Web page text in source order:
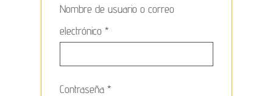
Nombre de usuario o correo
electrónico *Obligatorio
Contraseña *Obligatorio